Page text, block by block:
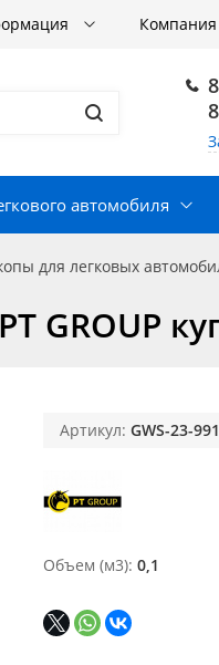
Компания
автомобиля
для легковых
GROUP
Артикул: GWS-23-
Объем (м3) 0,1